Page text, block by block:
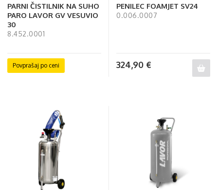
PARNI ČISTILNIK NA SUHO
PARO LAVOR GV VESUVIO
30
8.452.0001
Povprašaj po ceni
PENILEC FOAMJET SV24
0.006.0007
324,90 €